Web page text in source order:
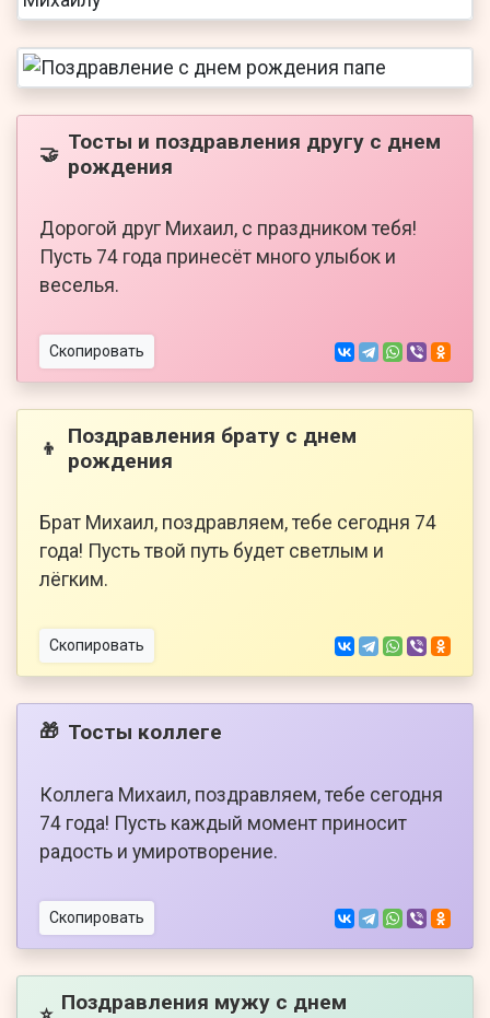
🤝 Тосты и поздравления другу с днем
рождения
Дорогой друг Михаил, с праздником тебя!
Пусть 74 года принесёт много улыбок и
веселья.
Скопировать
👦
Поздравления брату с днем
рождения
Брат Михаил, поздравляем, тебе сегодня 74
года! Пусть твой путь будет светлым и
лёгким.
Скопировать
🎁 Тосты коллеге
Коллега Михаил, поздравляем, тебе сегодня
74 года! Пусть каждый момент приносит
радость и умиротворение.
Скопировать
Поздравления мужу с днем